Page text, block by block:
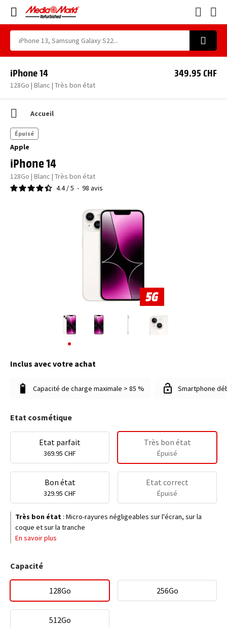
iPhone 14
128Go | Blanc | Très bon état
349.95 CHF
Accueil
Apple
iPhone 14
128Go | Blanc | Très bon état
4.4 /5 - 98 avis
Épuisé
Inclus avec votre achat
Capacité de charge maximale > 85 % Smartphone
Etat cosmétique
Etat parfait
369.95 CHF
Très bon état
Épuisé
Bon état
329.95 CHF
Etat correct
Épuisé
Très bon état : Micro-rayures négligeables sur l'écran, sur la
coque et sur la tranche
En savoir plus
Capacité
128Go 256Go
512Go